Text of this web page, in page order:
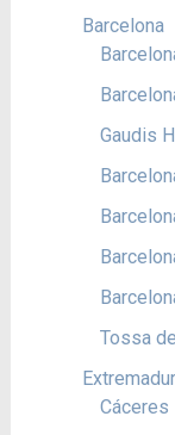
Barcelona
Gaudis
Tossa
Cáceres